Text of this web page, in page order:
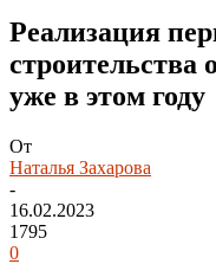
Реализация
строительства
уже в этом году
От
Наталья Захарова
-
16.02.2023
1795
0